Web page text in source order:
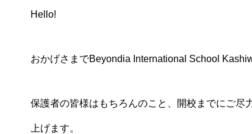
Hello!
おかげさまでBeyondia International School
保護者の皆様はもちろんのこと、開校までにご
上げます。